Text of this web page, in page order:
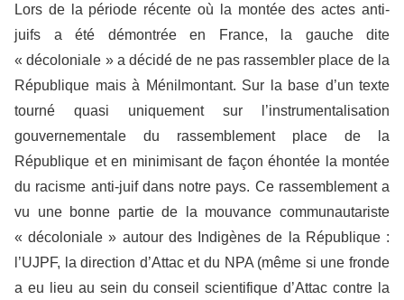
Lors de la période récente où la montée des actes anti-
juifs a été démontrée en France, la gauche dite
« décoloniale » a décidé de ne pas rassembler place de la
République mais à Ménilmontant. Sur la base d’un texte
tourné quasi uniquement sur l’instrumentalisation
gouvernementale du rassemblement place de la
République et en minimisant de façon éhontée la montée
du racisme anti-juif dans notre pays. Ce rassemblement a
vu une bonne partie de la mouvance communautariste
« décoloniale » autour des Indigènes de la République :
l’UJPF, la direction d’Attac et du NPA (même si une fronde
a eu lieu au sein du conseil scientifique d’Attac contre la